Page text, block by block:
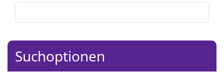
Suchoptionen